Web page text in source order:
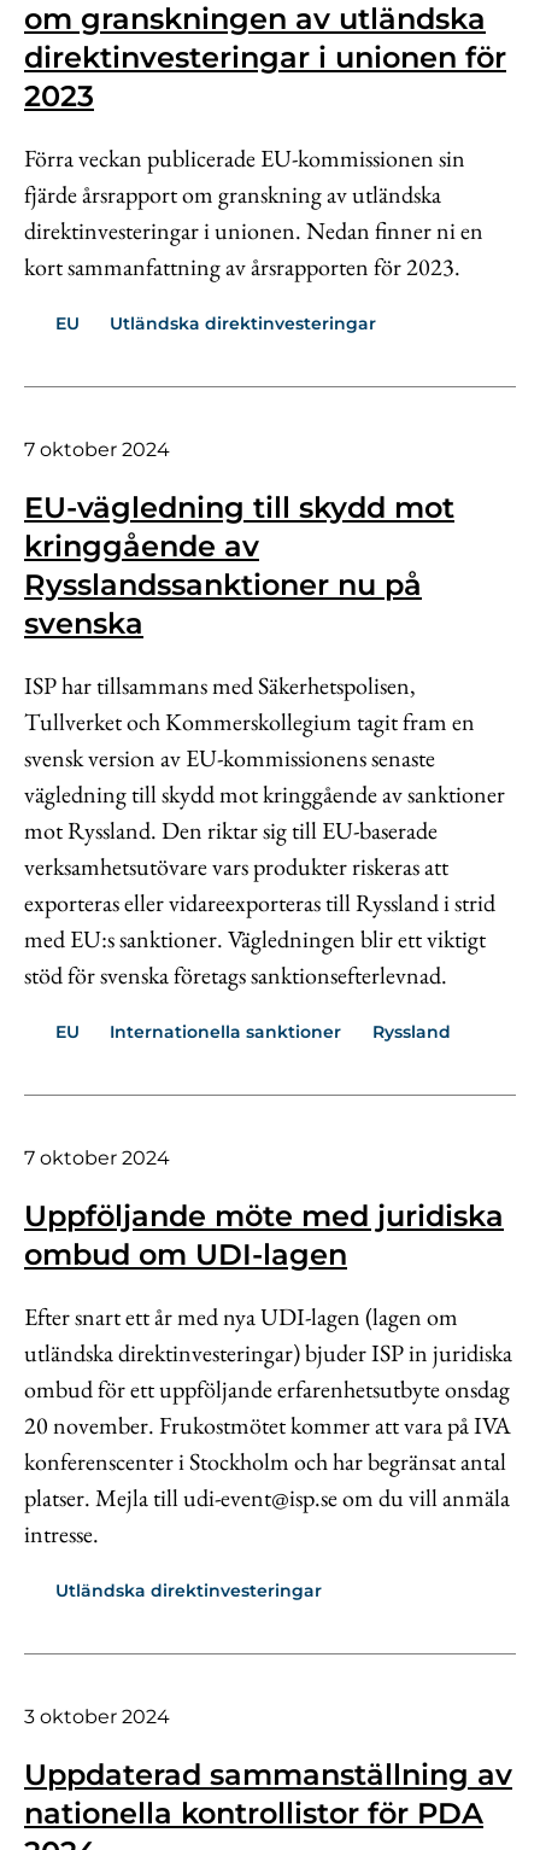
om granskningen av utländska
direktinvesteringar i unionen för
2023
Förra veckan publicerade EU-kommissionen sin
fjärde årsrapport om granskning av utländska
direktinvesteringar i unionen. Nedan finner ni en
kort sammanfattning av årsrapporten för 2023.
EU Utländska direktinvesteringar
7 oktober 2024
EU-vägledning till skydd mot
kringgående av
Rysslandssanktioner nu på
svenska
ISP har tillsammans med Säkerhetspolisen,
Tullverket och Kommerskollegium tagit fram en
svensk version av EU-kommissionens senaste
vägledning till skydd mot kringgående av sanktioner
mot Ryssland. Den riktar sig till EU-baserade
verksamhetsutövare vars produkter riskeras att
exporteras eller vidareexporteras till Ryssland i strid
med EU:s sanktioner. Vägledningen blir ett viktigt
stöd för svenska företags sanktionsefterlevnad.
EU Internationella sanktioner Ryssland
7 oktober 2024
Uppföljande möte med juridiska
ombud om UDI-lagen
Efter snart ett år med nya UDI-lagen (lagen om
utländska direktinvesteringar) bjuder ISP in juridiska
ombud för ett uppföljande erfarenhetsutbyte onsdag
20 november. Frukostmötet kommer att vara på IVA
konferenscenter i Stockholm och har begränsat antal
platser. Mejla till udi-event@isp.se om du vill anmäla
intresse.
Utländska direktinvesteringar
3 oktober 2024
Uppdaterad sammanställning av
nationella kontrollistor för PDA